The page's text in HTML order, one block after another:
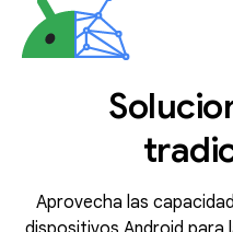
Aprovecha las